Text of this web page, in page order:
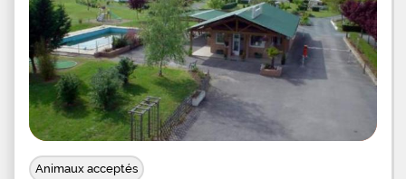
Animaux acceptés